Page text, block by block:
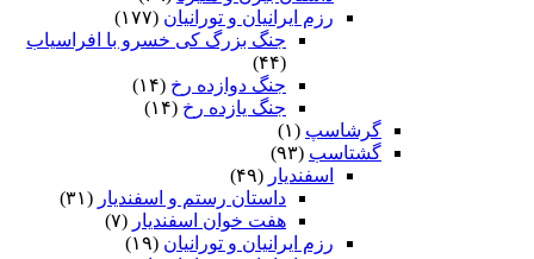
رزم ایرانیان و تورانیان (۱۷۷)
جنگ بزرگ کی خسرو با افراسیاب
(۴۴)
جنگ دوازده رخ (۱۴)
جنگ یازده رخ (۱۴)
گرشاسپ (۱)
گشتاسب (۹۳)
اسفندیار (۴۹)
داستان رستم و اسفندیار (۳۱)
هفت خوان اسفندیار (۷)
رزم ایرانیان و تورانیان (۱۹)